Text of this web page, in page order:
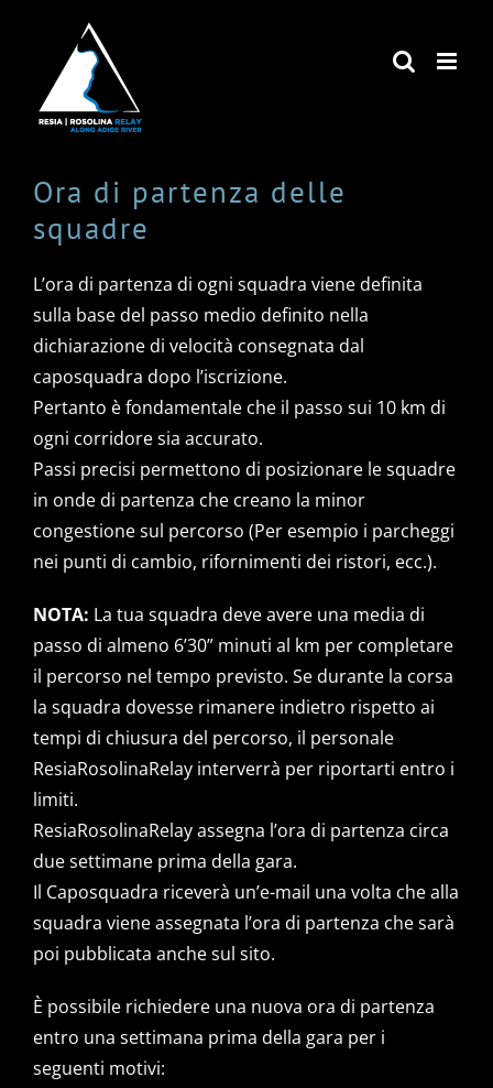
contenuto
Ora di partenza delle
squadre
L’ora di partenza di ogni squadra viene definita
sulla base del passo medio definito nella
dichiarazione di velocità consegnata dal
caposquadra dopo l’iscrizione.
Pertanto è fondamentale che il passo sui 10 km di
ogni corridore sia accurato.
Passi precisi permettono di posizionare le squadre
in onde di partenza che creano la minor
congestione sul percorso (Per esempio i parcheggi
nei punti di cambio, rifornimenti dei ristori, ecc.).
NOTA: La tua squadra deve avere una media di
passo di almeno 6’30” minuti al km per completare
il percorso nel tempo previsto. Se durante la corsa
la squadra dovesse rimanere indietro rispetto ai
tempi di chiusura del percorso, il personale
ResiaRosolinaRelay interverrà per riportarti entro i
limiti.
ResiaRosolinaRelay assegna l’ora di partenza circa
due settimane prima della gara.
Il Caposquadra riceverà un’e-mail una volta che alla
squadra viene assegnata l’ora di partenza che sarà
poi pubblicata anche sul sito.
È possibile richiedere una nuova ora di partenza
entro una settimana prima della gara per i
seguenti motivi: